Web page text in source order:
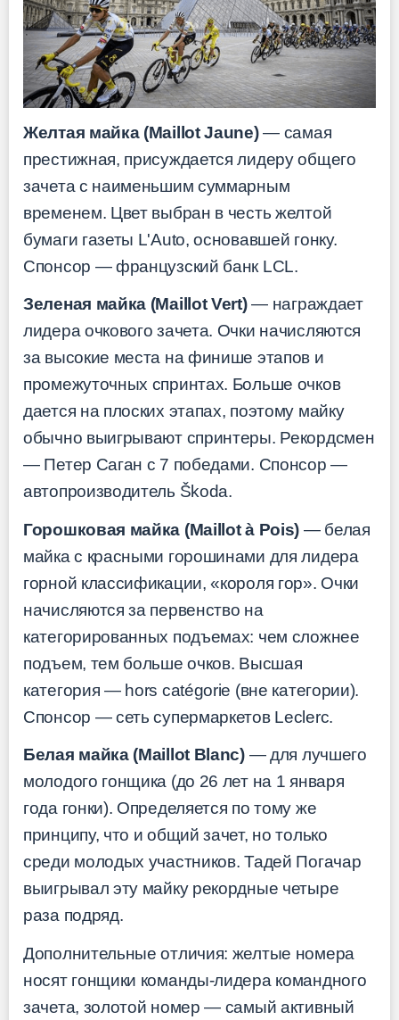
Желтая майка (Maillot Jaune)— самая
престижная, присуждается лидеру общего
зачета с наименьшим суммарным
временем. Цвет выбран в честь желтой
бумаги газеты L'Auto, основавшей гонку.
Спонсор — французский банк LCL.
Зеленая майка (Maillot Vert)— награждает
лидера очкового зачета. Очки начисляются
за высокие места на финише этапов и
промежуточных спринтах. Больше очков
дается на плоских этапах, поэтому майку
обычно выигрывают спринтеры. Рекордсмен
— Петер Саган с 7 победами. Спонсор —
автопроизводитель Škoda.
Горошковая майка (Maillot à Pois) — белая
майка с красными горошинами для лидера
горной классификации, «короля гор». Очки
начисляются за первенство на
категорированных подъемах: чем сложнее
подъем, тем больше очков. Высшая
категория — hors catégorie (вне категории).
Спонсор — сеть супермаркетов Leclerc.
Белая майка (Maillot Blanc)— для лучшего
молодого гонщика (до 26 лет на 1 января
года гонки). Определяется по тому же
принципу, что и общий зачет, но только
среди молодых участников. Тадей Погачар
выигрывал эту майку рекордные четыре
раза подряд.
Дополнительные отличия: желтые номера
носят гонщики команды-лидера командного
зачета, золотой номер — самый активный